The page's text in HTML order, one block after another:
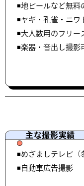
◾️地ビールなど無料
◾️ヤギ・孔雀・ニワ
◾️大人数用のフリー
◾️楽器・音出し撮影
主な撮影実績
◾️めざましテレビ（
◾️自動車広告撮影